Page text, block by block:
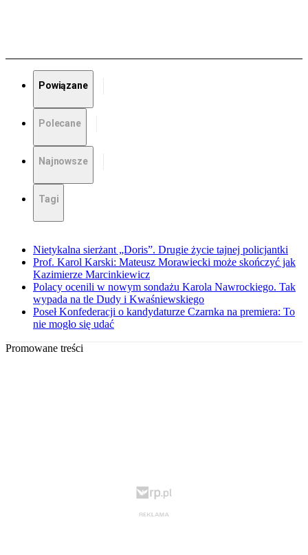
Powiązane
Polecane
Najnowsze
Tagi
Nietykalna sierżant „Doris”. Drugie życie tajnej policjantki
Prof. Karol Karski: Mateusz Morawiecki może skończyć jak
Kazimierze Marcinkiewicz
Polacy ocenili w nowym sondażu Karola Nawrockiego. Tak
wypada na tle Dudy i Kwaśniewskiego
Poseł Konfederacji o kandydaturze Czarnka na premiera: To
nie mogło się udać
Promowane treści